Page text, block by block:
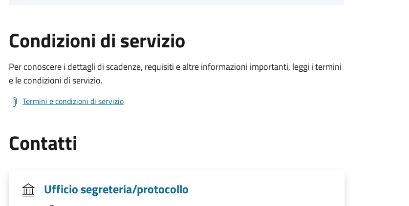
Condizioni di servizio
Per conoscere i dettagli di scadenze, requisiti e altre informazioni importanti, leggi i termini
e le condizioni di servizio.
Termini e condizioni di servizio
Contatti
Ufficio segreteria/protocollo